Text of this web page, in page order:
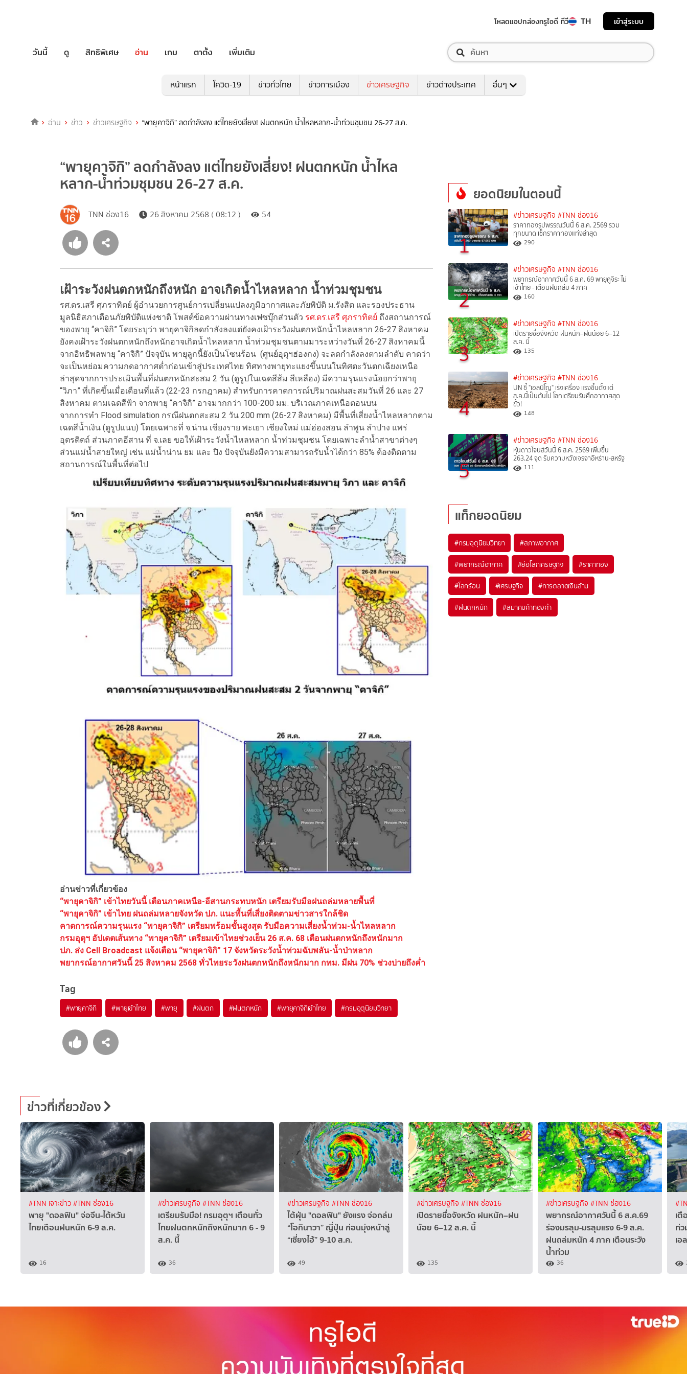
โหลดแอปกล่องทรูไอดี ทีวี TH เข้าสู่ระบบ
วันนี้ ดู สิทธิพิเศษ อ่าน เกม ตาตั้ง เพิ่มเติม
หน้าแรก โควิด-19 ข่าวทั่วไทย ข่าวการเมือง ข่าวเศรษฐกิจ ข่าวต่างประเทศ อื่นๆ
อ่าน ข่าว ข่าวเศรษฐกิจ “พายุคาจิกิ” ลดกำลังลง แต่ไทยยังเสี่ยง! ฝนตกหนัก น้ำไหลหลาก-น้ำท่วมชุมชน 26-27 ส.ค.
“พายุคาจิกิ” ลดกำลังลง แต่ไทยยังเสี่ยง! ฝนตกหนัก น้ำไหล
หลาก-น้ำท่วมชุมชน 26-27 ส.ค.
TNN ช่อง16 26 สิงหาคม 2568 ( 08:12 ) 54
เฝ้าระวังฝนตกหนักถึงหนัก อาจเกิดน้ำไหลหลาก น้ำท่วมชุมชน
รศ.ดร.เสรี ศุภราทิตย์ ผู้อำนวยการศูนย์การเปลี่ยนแปลงภูมิอากาศและภัยพิบัติ ม.รังสิต และรองประธาน
มูลนิธิสภาเตือนภัยพิบัติแห่งชาติ โพสต์ข้อความผ่านทางเฟซบุ๊กส่วนตัว รศ.ดร.เสรี ศุภราทิตย์ ถึงสถานการณ์
ของพายุ “คาจิกิ” โดยระบุว่า พายุคาจิกิลดกำลังลงแต่ยังคงเฝ้าระวังฝนตกหนักน้ำไหลหลาก 26-27 สิงหาคม
ยังคงเฝ้าระวังฝนตกหนักถึงหนักอาจเกิดน้ำไหลหลาก น้ำท่วมชุมชนตามมาระหว่างวันที่ 26-27 สิงหาคมนี้
จากอิทธิพลพายุ “คาจิกิ” ปัจจุบัน พายุลูกนี้ยังเป็นโซนร้อน (ศูนย์อุตุฯฮ่องกง) จะลดกำลังลงตามลำดับ คาดว่า
จะเป็นหย่อมความกดอากาศต่ำก่อนเข้าสู่ประเทศไทย ทิศทางพายุทะแยงขึ้นบนในทิศตะวันตกเฉียงเหนือ
ล่าสุดจากการประเมินพื้นที่ฝนตกหนักสะสม 2 วัน (ดูรูปในเฉดสีส้ม สีเหลือง) มีความรุนแรงน้อยกว่าพายุ
“วิภา” ที่เกิดขึ้นเมื่อเดือนที่แล้ว (22-23 กรกฎาคม) สำหรับการคาดการณ์ปริมาณฝนสะสมวันที่ 26 และ 27
สิงหาคม ตามเฉดสีฟ้า จากพายุ “คาจิกิ” อาจมากกว่า 100-200 มม. บริเวณภาคเหนือตอนบน
จากการทำ Flood simulation กรณีฝนตกสะสม 2 วัน 200 mm (26-27 สิงหาคม) มีพื้นที่เสี่ยงน้ำไหลหลากตาม
เฉดสีน้ำเงิน (ดูรูปแนบ) โดยเฉพาะที่ จ.น่าน เชียงราย พะเยา เชียงใหม่ แม่ฮ่องสอน ลำพูน ลำปาง แพร่
อุตรดิตถ์ ส่วนภาคอีสาน ที่ จ.เลย ขอให้เฝ้าระวังน้ำไหลหลาก น้ำท่วมชุมชน โดยเฉพาะลำน้ำสาขาต่างๆ
ส่วนแม่น้ำสายใหญ่ เช่น แม่น้ำน่าน ยม และ ปิง ปัจจุบันยังมีความสามารถรับน้ำได้กว่า 85% ต้องติดตาม
สถานการณ์ในพื้นที่ต่อไป
อ่านข่าวที่เกี่ยวข้อง
“พายุคาจิกิ” เข้าไทยวันนี้ เตือนภาคเหนือ-อีสานกระทบหนัก เตรียมรับมือฝนถล่มหลายพื้นที่
“พายุคาจิกิ” เข้าไทย ฝนถล่มหลายจังหวัด ปภ. แนะพื้นที่เสี่ยงติดตามข่าวสารใกล้ชิด
คาดการณ์ความรุนแรง “พายุคาจิกิ” เตรียมพร้อมขั้นสูงสุด รับมือความเสี่ยงน้ำท่วม-น้ำไหลหลาก
กรมอุตุฯ อัปเดตเส้นทาง “พายุคาจิกิ” เตรียมเข้าไทยช่วงเย็น 26 ส.ค. 68 เตือนฝนตกหนักถึงหนักมาก
ปภ. ส่ง Cell Broadcast แจ้งเตือน “พายุคาจิกิ” 17 จังหวัดระวังน้ำท่วมฉับพลัน-น้ำป่าหลาก
พยากรณ์อากาศวันนี้ 25 สิงหาคม 2568 ทั่วไทยระวังฝนตกหนักถึงหนักมาก กทม. มีฝน 70% ช่วงบ่ายถึงค่ำ
Tag
#พายุคาจิกิ #พายุเข้าไทย #พายุ #ฝนตก #ฝนตกหนัก #พายุคาจิกิเข้าไทย #กรมอุตุนิยมวิทยา
ยอดนิยมในตอนนี้
1
#ข่าวเศรษฐกิจ #TNN ช่อง16
ราคาทองรูปพรรณวันนี้ 6 ส.ค. 2569 รวม
ทุกขนาด เช็กราคาทองแท่งล่าสุด
290
2
#ข่าวเศรษฐกิจ #TNN ช่อง16
พยากรณ์อากาศวันนี้ 6 ส.ค. 69 พายุคูจิระ ไม่
เข้าไทย - เตือนฝนถล่ม 4 ภาค
160
3
#ข่าวเศรษฐกิจ #TNN ช่อง16
เปิดรายชื่อจังหวัด ฝนหนัก–ฝนน้อย 6–12
ส.ค. นี้
135
4
#ข่าวเศรษฐกิจ #TNN ช่อง16
UN ชี้ "เอลนีโญ" เร่งเครื่อง แรงขึ้นตั้งแต่
ส.ค.นี้เป็นต้นไป โลกเตรียมรับศึกอากาศสุด
ขั้ว!
148
5
#ข่าวเศรษฐกิจ #TNN ช่อง16
หุ้นดาวโจนส์วันนี้ 6 ส.ค. 2569 เพิ่มขึ้น
263.24 จุด รับความหวังเจรจาอิหร่าน-สหรัฐ
111
แท็กยอดนิยม
#กรมอุตุนิยมวิทยา #สภาพอากาศ
#พยากรณ์อากาศ #ย่อโลกเศรษฐกิจ #ราคาทอง
#โลกร้อน #เศรษฐกิจ #การตลาดเงินล้าน
#ฝนตกหนัก #สมาคมค้าทองคำ
ข่าวที่เกี่ยวข้อง
#TNN เจาะข่าว#TNN ช่อง16
พายุ "ดอลฟิน" จ่อจีน-ไต้หวัน
ไทยเตือนฝนหนัก 6-9 ส.ค.
16
#ข่าวเศรษฐกิจ #TNN ช่อง16
เตรียมรับมือ! กรมอุตุฯ เตือนทั่ว
ไทยฝนตกหนักถึงหนักมาก 6 - 9
ส.ค. นี้
36
#ข่าวเศรษฐกิจ #TNN ช่อง16
ไต้ฝุ่น "ดอลฟิน" ยังแรง จ่อถล่ม
“โอกินาวา” ญี่ปุ่น ก่อนมุ่งหน้าสู่
“เซี่ยงไฮ้” 9-10 ส.ค.
49
#ข่าวเศรษฐกิจ #TNN ช่อง16
เปิดรายชื่อจังหวัด ฝนหนัก–ฝน
น้อย 6–12 ส.ค. นี้
135
#ข่าวเศรษฐกิจ #TNN ช่อง16
พยากรณ์อากาศวันนี้ 6 ส.ค.69
ร่องมรสุม-มรสุมแรง 6-9 ส.ค.
ฝนถล่มหนัก 4 ภาค เตือนระวัง
น้ำท่วม
36
เ
ท่
เ